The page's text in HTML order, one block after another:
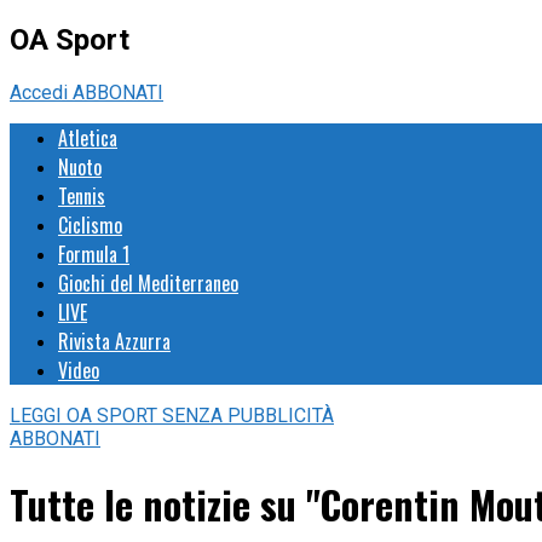
OA Sport
Accedi ABBONATI
Atletica
Nuoto
Tennis
Ciclismo
Formula 1
Giochi del Mediterraneo
LIVE
Rivista Azzurra
Video
LEGGI OA SPORT SENZA PUBBLICITÀ
ABBONATI
Tutte le notizie su "Corentin